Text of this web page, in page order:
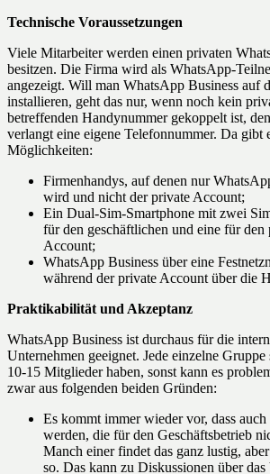
Technische Voraussetzungen
Viele Mitarbeiter werden einen privaten
besitzen. Die Firma wird als WhatsApp-
angezeigt. Will man WhatsApp Business auf
installieren, geht das nur, wenn noch kein
betreffenden Handynummer gekoppelt ist,
verlangt eine eigene Telefonnummer. Da gibt
Möglichkeiten:
Firmenhandys, auf denen nur
wird und nicht der private Account;
Ein Dual-Sim-Smartphone mit zwei
für den geschäftlichen und eine für
Account;
WhatsApp Business über eine
während der private Account über die
Praktikabilität und Akzeptanz
WhatsApp Business ist durchaus für die
Unternehmen geeignet. Jede einzelne
10-15 Mitglieder haben, sonst kann es
zwar aus folgenden beiden Gründen:
Es kommt immer wieder vor, dass
werden, die für den Geschäftsbetrieb
Manch einer findet das ganz lustig,
so. Das kann zu Diskussionen über